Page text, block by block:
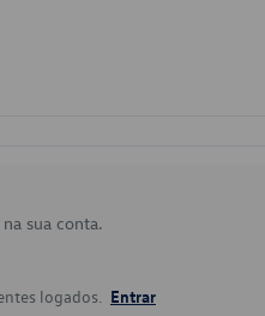
sua conta.
logados. Entrar